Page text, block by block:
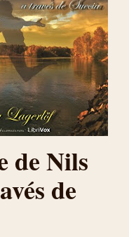
de Nils
de